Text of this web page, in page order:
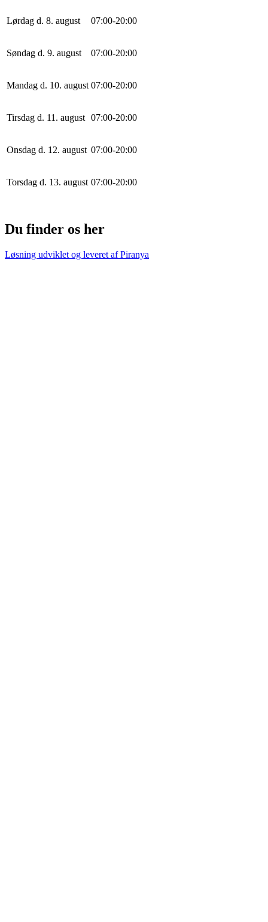
Lørdag d. 8. august 07:00-20:00
Søndag d. 9. august 07:00-20:00
Mandag d. 10. august 07:00-20:00
Tirsdag d. 11. august 07:00-20:00
Onsdag d. 12. august 07:00-20:00
Torsdag d. 13. august 07:00-20:00
Du finder os her
Løsning udviklet og leveret afPiranya